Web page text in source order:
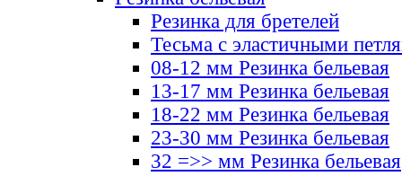
Резинка для бретелей
Тесьма с эластичными
08-12 мм Резинка бельевая
13-17 мм Резинка бельевая
18-22 мм Резинка бельевая
23-30 мм Резинка бельевая
32 =>> мм Резинка бельевая